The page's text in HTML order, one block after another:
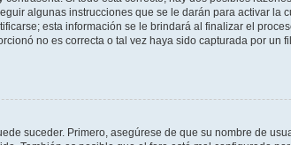
algunas instrucciones que se le darán para activar la
esta información se le brindará al finalizar el
no es correcta o tal vez haya sido capturada por
suceder. Primero, asegúrese de que su nombre de